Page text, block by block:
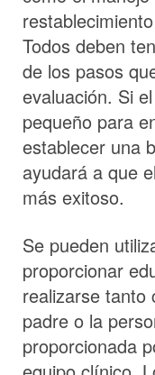
Todos deben
de los pasos
evaluación. Si
pequeño para
establecer una
ayudará a que
más exitoso.
Se pueden
proporcionar
realizarse tanto
padre o la
proporcionada